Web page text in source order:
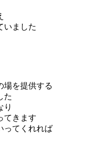
いました
場を提供する
た
り
てきます
ってくれれば